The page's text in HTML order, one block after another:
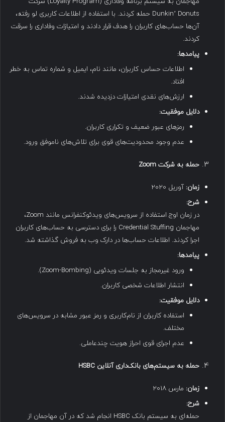
Dunkin’ Donuts حمله کردند. با استفاده از اطلاعات کاربری لو رفته،
آن‌ها حساب‌های کاربران را هدف قرار دادند و امتیازات وفاداری را سرقت
کردند.
پیامدها:
اطلاعات حساس کاربران، مانند نام، ایمیل و شماره تماس به خطر
افتاد.
ارزش‌های نقدی امتیازات دزدیده شدند.
دلایل موفقیت:
رمزهای عبور ضعیف و تکراری کاربران.
عدم وجود محدودیت‌های قوی برای تلاش‌های ناموفق ورود.
حمله به شرکت
زمان: آوریل ۲۰۲۰
شرح:
در زمان اوج استفاده از سرویس‌های ویدئوکنفرانس مانند Zoom،
مهاجمان Credential Stuffing را برای دسترسی به حساب‌های کاربران
اجرا کردند. اطلاعات حساب‌ها در دارک وب به فروش گذاشته شد.
پیامدها:
ورود غیرمجاز به جلسات ویدئویی (Zoom-Bombing).
انتشار اطلاعات شخصی کاربران.
دلایل موفقیت:
استفاده کاربران از نام‌کاربری و رمز عبور مشابه در سرویس‌های
مختلف.
عدم اجرای قوی احراز هویت چندعاملی.
حمله به سیستم‌های بانک‌داری آنلاین
زمان: مارس ۲۰۱۸
شرح:
حمله‌ای به سیستم بانک HSBC انجام شد که در آن مهاجمان از